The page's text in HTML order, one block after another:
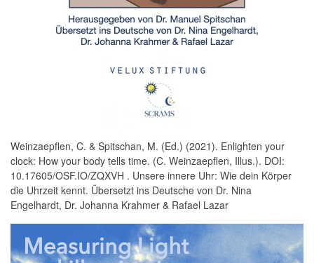
Weinzaepflen, C. & Spitschan, M. (Ed.) (2021). Enlighten your
clock: How your body tells time. (C. Weinzaepflen, Illus.). DOI:
10.17605/OSF.IO/ZQXVH . Unsere innere Uhr: Wie dein Körper
die Uhrzeit kennt. Übersetzt ins Deutsche von Dr. Nina
Engelhardt, Dr. Johanna Krahmer & Rafael Lazar